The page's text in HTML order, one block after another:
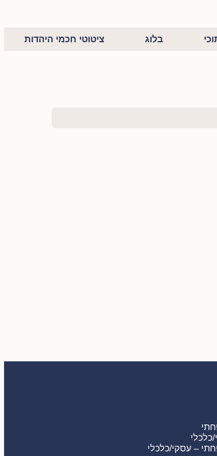
בלוג ציטוטי חכמי היהדות
כלכלי
– עסקי/כלכלי